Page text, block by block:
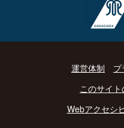
運営体制
このサイ
Webアクセシ